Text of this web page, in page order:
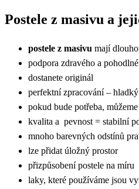
Postele z masivu a
postele z masivu mají
podpora zdravého a
dostanete originál
perfektní zpracování –
pokud bude potřeba,
kvalita a pevnost = stabilní
mnoho barevných odstínů
lze přidat úložný prostor
přizpůsobení postele na míru
laky, které používáme jsou